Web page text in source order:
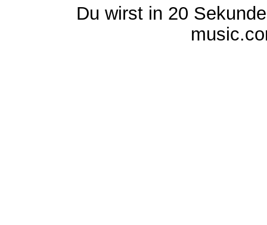
Du wirst in 20